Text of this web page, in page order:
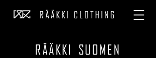
RÄÄKKI CLOTHING
RÄÄKKI SUOMEN